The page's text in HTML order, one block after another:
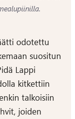
odotettu
suositun
Lappi
kitkettiin
talkoisiin
joiden